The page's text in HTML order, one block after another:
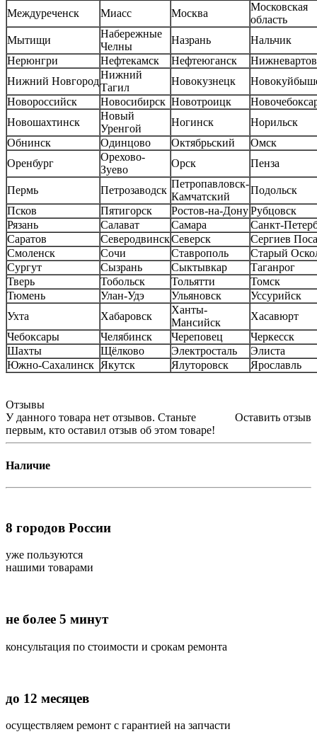
Междуреченск
Миасс Москва
Московская
область
Мытищи
Набережные
Челны
Назрань
Нальчик
Нерюнгри
Нефтекамск Нефтеюганск
Нижний Новгород
Нижний
Тагил
Новокузнецк
Новороссийск
Новосибирск Новотроицк
Новошахтинск
Новый
Уренгой
Ногинск
Норильск
Обнинск
Одинцово Октябрьский
Омск
Оренбург
Орехово-
Зуево
Орск Пенза
Пермь Петрозаводск
Петропавловск-
Камчатский
Подольск
Псков
Пятигорск Ростов-на-ДонуРубцовск
Рязань
Салават Самара
Санкт-
Саратов
СеверодвинскСеверск
Сергиев
Смоленск
Сочи Ставрополь
Старый
Сургут
Сызрань Сыктывкар
Таганрог
Тверь
Тобольск Тольятти
Томск
Тюмень
Улан-Удэ Ульяновск
Уссурийск
Ухта
Хабаровск
Ханты-
Мансийск
Хасавюрт
Чебоксары
Челябинск Череповец
Черкесск
Шахты
Щёлково Электросталь
Элиста
Южно-Сахалинск Якутск Ялуторовск Ярославль
Отзывы
Оставить отзыв
У данного товара нет отзывов. Станьте
первым, кто оставил отзыв об этом товаре!
Наличие
8 городов России
уже пользуются
нашими товарами
не более 5 минут
консультация по стоимости и срокам ремонта
до 12 месяцев
осуществляем ремонт с гарантией на запчасти